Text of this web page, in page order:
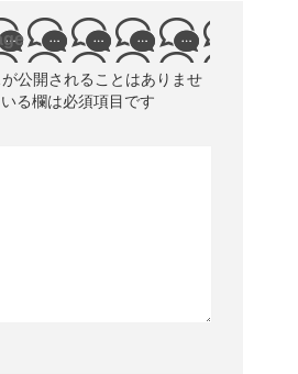
公開されることはありませ
る欄は必須項目です